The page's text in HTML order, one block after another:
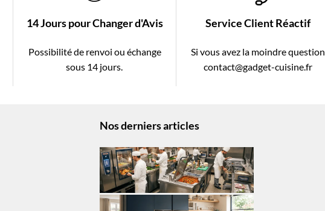
14 Jours pour Changer d'Avis
Possibilité de renvoi ou échange
sous 14 jours.
Service Client Réactif
Si vous avez la moindre question
contact@gadget-cuisine.fr
Nos derniers articles